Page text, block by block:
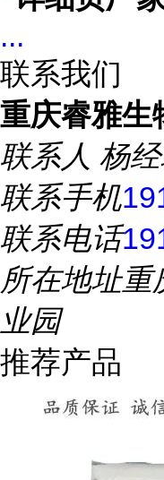
...
联系我们
重庆睿雅生
联系人 杨
联系手机
联系电话
所在地址重
业园
推荐产品